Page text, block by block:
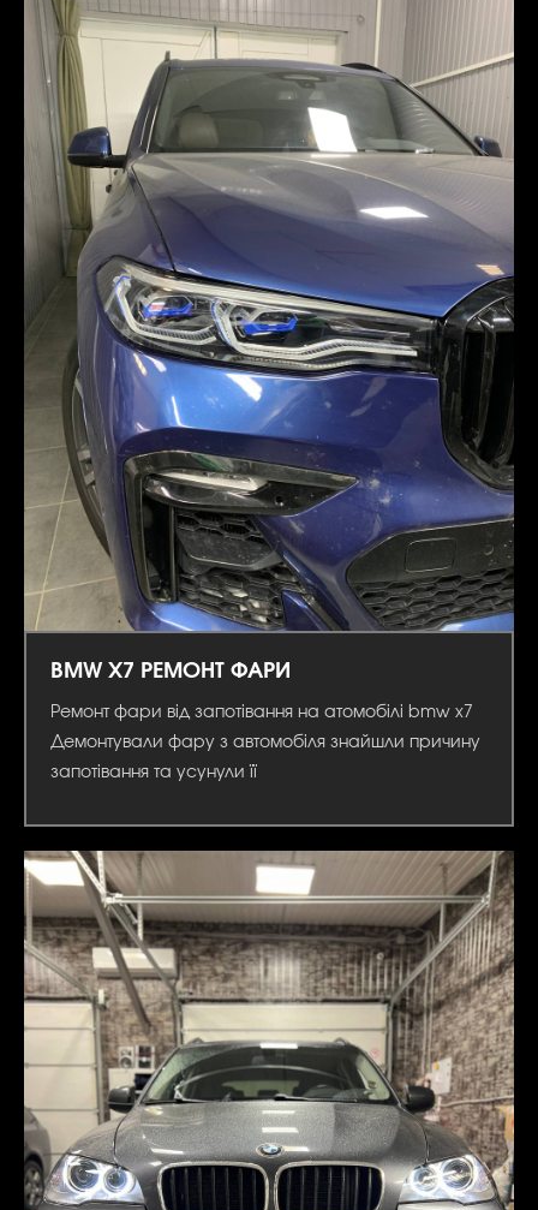
BMW X7 РЕМОНТ ФАРИ
Ремонт фари від запотівання на атомобілі bmw x7
Демонтували фару з автомобіля знайшли причину
запотівання та усунули її